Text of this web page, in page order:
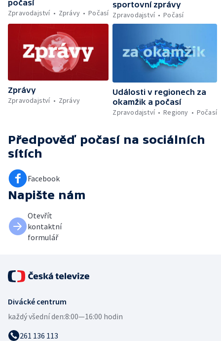
počasí
Zpravodajství
Zprávy Počasí
sportovní zprávy
Zpravodajství
Počasí
Zprávy
Zpravodajství
Zprávy
Události v regionech za
okamžik a počasí
Zpravodajství
Regiony Počasí
Předpověď počasí na sociálních
sítích
Facebook
Napište nám
Otevřít
kontaktní
formulář
Divácké centrum
každý všední den:8:00—16:00 hodin
261 136 113